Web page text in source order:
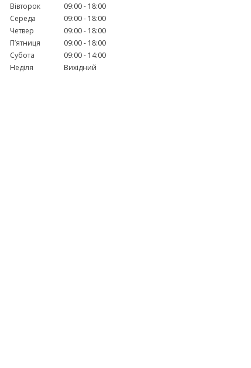
Вівторок
09:00
18:00
Середа
09:00
18:00
Четвер
09:00
18:00
Пʼятниця
09:00
18:00
Субота
09:00
14:00
Неділя
Вихідний